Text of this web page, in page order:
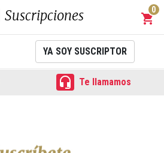
Suscripciones shopping_cart
0
YA SOY SUSCRIPTOR
 Te llamamos